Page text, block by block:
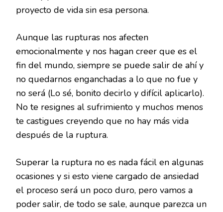
proyecto de vida sin esa persona.
Aunque las rupturas nos afecten
emocionalmente y nos hagan creer que es el
fin del mundo, siempre se puede salir de ahí y
no quedarnos enganchadas a lo que no fue y
no será (Lo sé, bonito decirlo y difícil aplicarlo).
No te resignes al sufrimiento y muchos menos
te castigues creyendo que no hay más vida
después de la ruptura.
Superar la ruptura no es nada fácil en algunas
ocasiones y si esto viene cargado de ansiedad
el proceso será un poco duro, pero vamos a
poder salir, de todo se sale, aunque parezca un